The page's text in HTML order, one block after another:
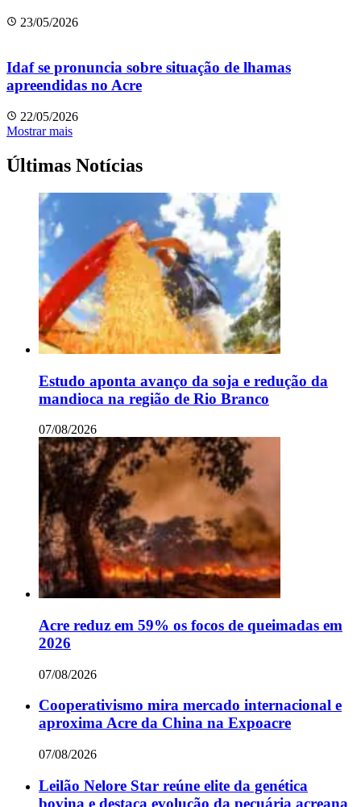
23/05/2026
Idaf se pronuncia sobre situação de lhamas
apreendidas no Acre
22/05/2026
Mostrar mais
Últimas Notícias
Estudo aponta avanço da soja e redução da
mandioca na região de Rio Branco
07/08/2026
Acre reduz em 59% os focos de queimadas em
2026
07/08/2026
Cooperativismo mira mercado internacional e
aproxima Acre da China na Expoacre
07/08/2026
Leilão Nelore Star reúne elite da genética
bovina e destaca evolução da pecuária acreana